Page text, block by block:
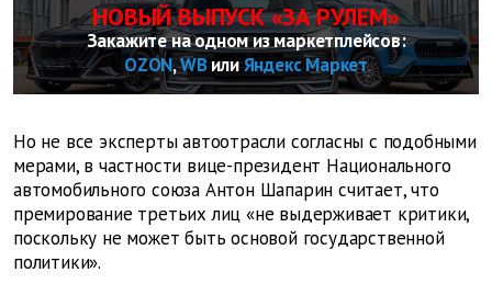
НОВЫЙ ВЫПУСК «ЗА РУЛЕМ»
Закажите на одном из маркетплейсов:
OZON,WBилиЯндекс Маркет
Но не все эксперты автоотрасли согласны с подобными
мерами, в частности вице-президент Национального
автомобильного союза Антон Шапарин считает, что
премирование третьих лиц «не выдерживает критики,
поскольку не может быть основой государственной
политики».